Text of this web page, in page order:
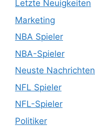
Letzte Neuigkeiten
Marketing
NBA Spieler
NBA-Spieler
Neuste Nachrichten
NFL Spieler
NFL-Spieler
Politiker